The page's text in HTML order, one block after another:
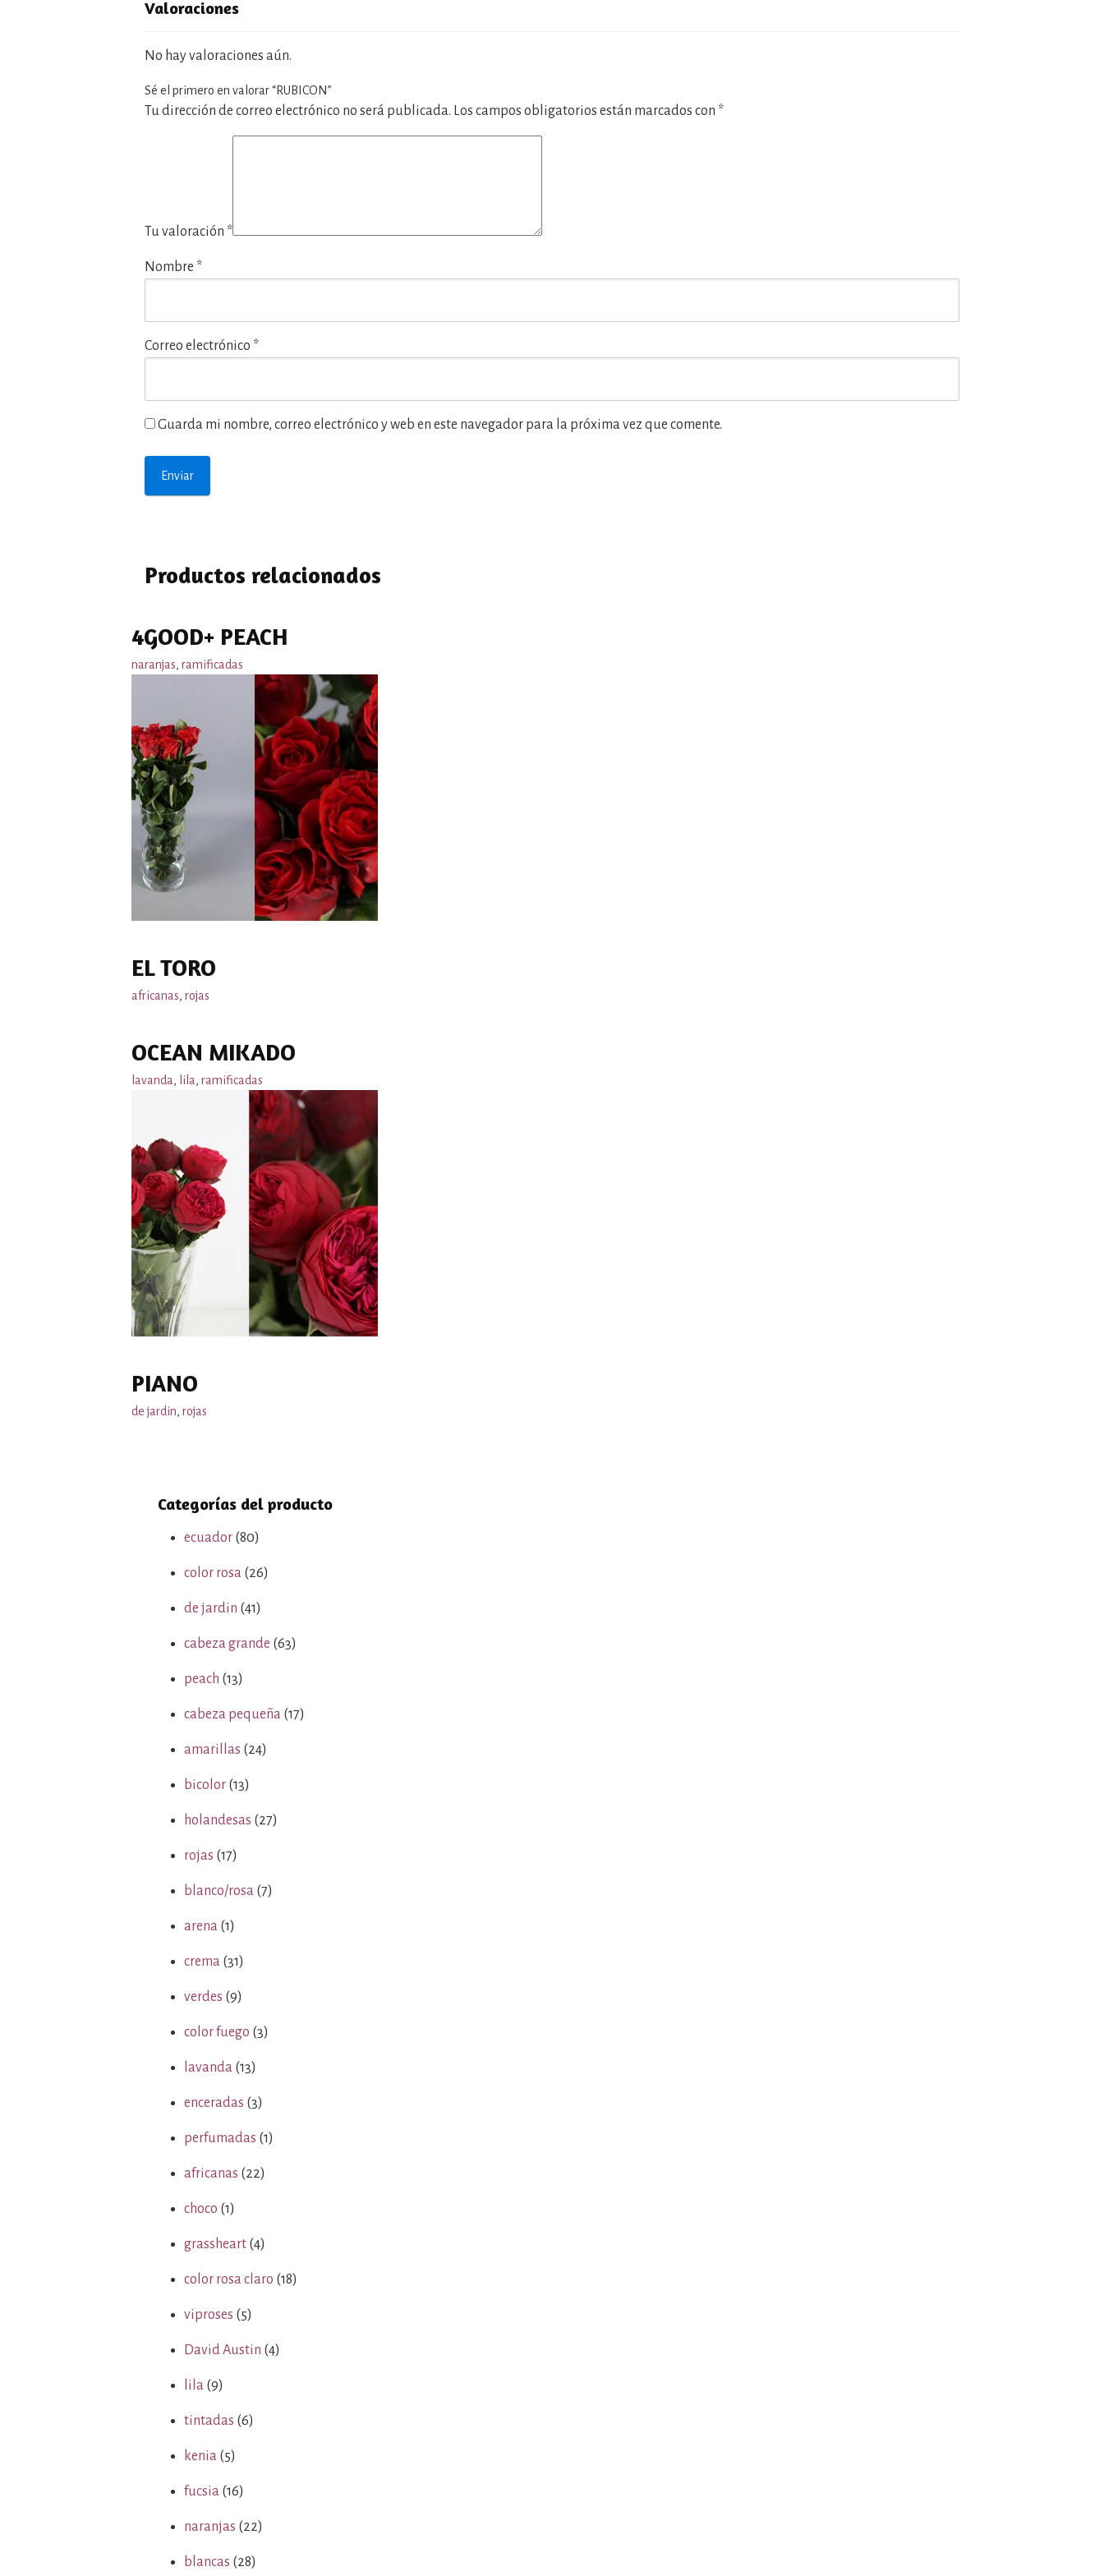
Valoraciones
No hay valoraciones aún.
Sé el primero en valorar “RUBICON”
Tu dirección de correo electrónico no será publicada. Los campos obligatorios están marcados con *
Tu valoración *
Nombre *
Correo electrónico *
Guarda mi nombre, correo electrónico y web en este navegador para la próxima vez que comente.
Productos relacionados
4GOOD+ PEACH
naranjas, ramificadas
EL TORO
africanas, rojas
OCEAN MIKADO
lavanda, lila, ramificadas
PIANO
de jardin, rojas
Categorías del producto
ecuador (80)
color rosa (26)
de jardin (41)
cabeza grande (63)
peach (13)
cabeza pequeña (17)
amarillas (24)
bicolor (13)
holandesas (27)
rojas (17)
blanco/rosa (7)
arena (1)
crema (31)
verdes (9)
color fuego (3)
lavanda (13)
enceradas (3)
perfumadas (1)
africanas (22)
choco (1)
grassheart (4)
color rosa claro (18)
viproses (5)
David Austin (4)
lila (9)
tintadas (6)
kenia (5)
fucsia (16)
naranjas (22)
blancas (28)